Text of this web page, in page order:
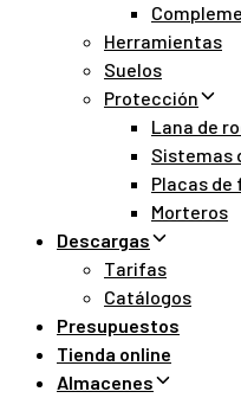
Herramientas
Suelos
Protección
Lana de
Sistemas
Placas
Morteros
Descargas
Tarifas
Catálogos
Presupuestos
Tienda online
Almacenes